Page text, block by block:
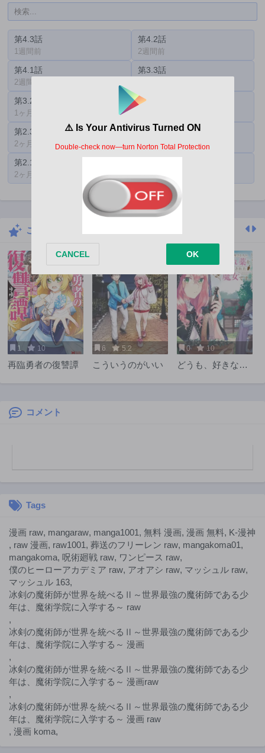
第4.3話
1週間前
第4.2話
2週間前
第4.1話
2週間前
第3.3話
第3.2話
1ヶ月前
第3.1話
第2.3話
2ヶ月前
第2.2話
2ヶ月前
第2.1話
2ヶ月前 2ヶ月前
こちらもおすすめ
1 10
再臨勇者の復讐譚
6 5.2
こういうのがいい
0 10
どうも、好きな人
コメント
Tags
漫画 raw, mangaraw, manga1001 , 無料 漫画, 漫画 無料, K-漫神
, raw 漫画, raw1001 , 葬送のフリーレン raw, mangakoma01 ,
mangakoma, 呪術廻戦 raw, ワンピース raw,
僕のヒーローアカデミア raw, アオアシ raw, マッシュル raw,
マッシュル 163,
冰剣の魔術師が世界を統べるⅡ～世界最強の魔術師である少
年は、魔術学院に入学する～ raw
,
冰剣の魔術師が世界を統べるⅡ～世界最強の魔術師である少
年は、魔術学院に入学する～ 漫画
,
冰剣の魔術師が世界を統べるⅡ～世界最強の魔術師である少
年は、魔術学院に入学する～ 漫画raw
,
冰剣の魔術師が世界を統べるⅡ～世界最強の魔術師である少
年は、魔術学院に入学する～ 漫画 raw
, 漫画 koma,